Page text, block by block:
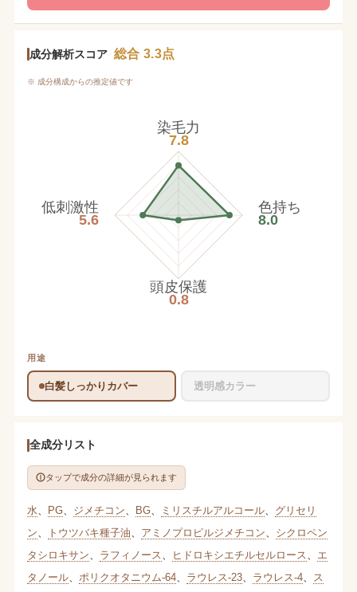
成分解析スコア 総合 3.3点
※ 成分構成からの推定値です
染毛力
7.8
色持ち
8.0
頭皮保護
0.8
低刺激性
5.6
用途
白髪しっかりカバー 透明感カラー
全成分リスト
タップで成分の詳細が見られます
水 PG、 ジメチコン BG、 ミリスチルアルコール、 グリセリ
ン
トウツバキ種子油 アミノプロピルジメチコン
シクロペン
タシロキサン
ラフィノース ヒドロキシエチルセルロース
エ
タノール、 ポリクオタニウム-64、 ラウレス-23、 ラウレス-4、
ス